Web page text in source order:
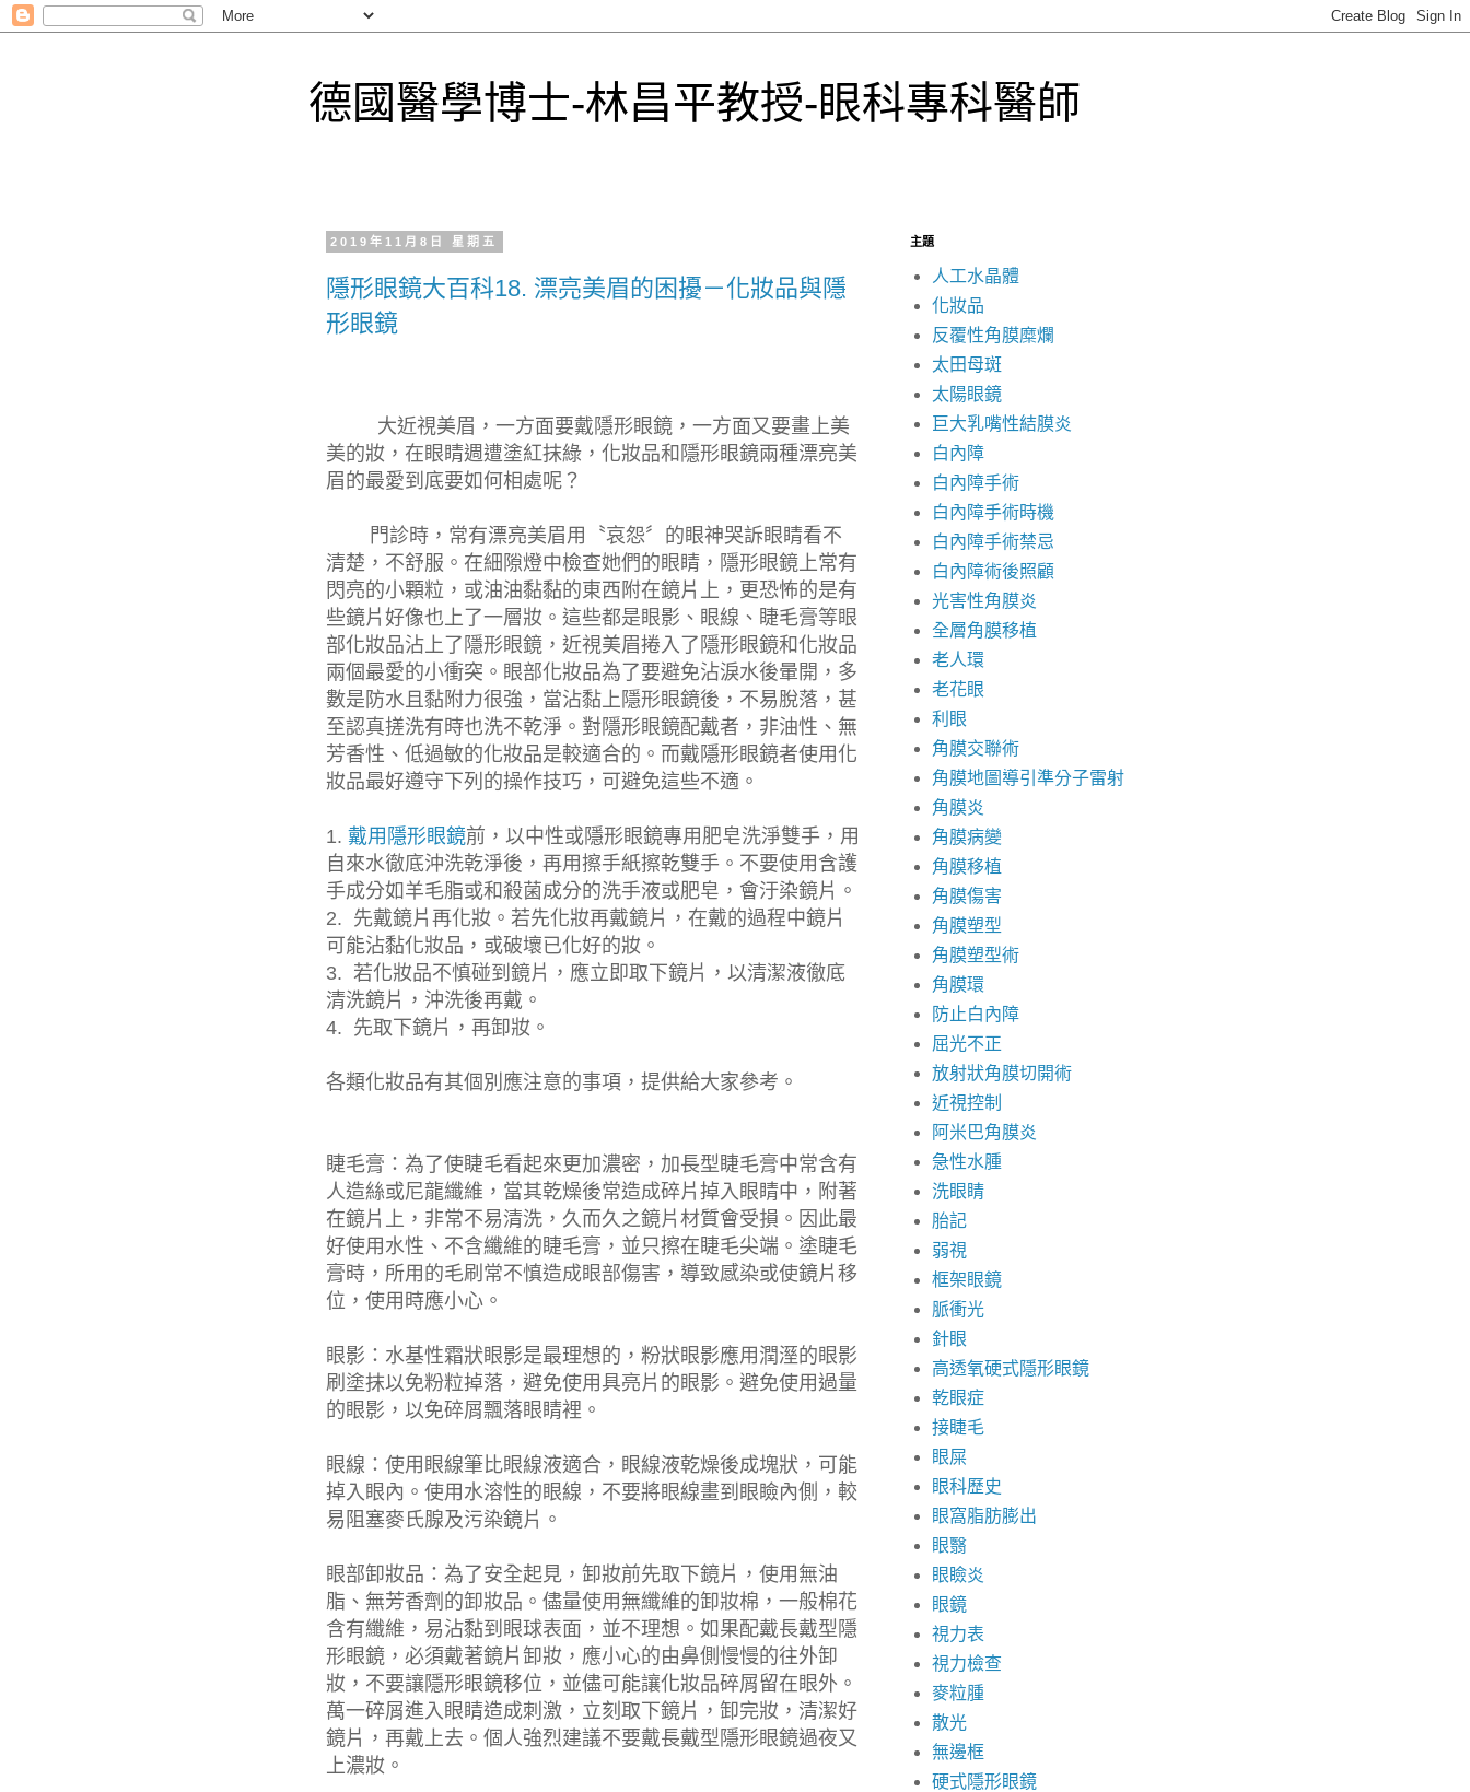
德國醫學博士-林昌平教授-眼科專科醫師
2019年11月8日 星期五
隱形眼鏡大百科18. 漂亮美眉的困擾－化妝品與隱
形眼鏡
大近視美眉，一方面要戴隱形眼鏡，一方面又要畫上美
美的妝，在眼睛週遭塗紅抹綠，化妝品和隱形眼鏡兩種漂亮美
眉的最愛到底要如何相處呢？
門診時，常有漂亮美眉用〝哀怨〞的眼神哭訴眼睛看不
清楚，不舒服。在細隙燈中檢查她們的眼睛，隱形眼鏡上常有
閃亮的小顆粒，或油油黏黏的東西附在鏡片上，更恐怖的是有
些鏡片好像也上了一層妝。這些都是眼影、眼線、睫毛膏等眼
部化妝品沾上了隱形眼鏡，近視美眉捲入了隱形眼鏡和化妝品
兩個最愛的小衝突。眼部化妝品為了要避免沾淚水後暈開，多
數是防水且黏附力很強，當沾黏上隱形眼鏡後，不易脫落，甚
至認真搓洗有時也洗不乾淨。對隱形眼鏡配戴者，非油性、無
芳香性、低過敏的化妝品是較適合的。而戴隱形眼鏡者使用化
妝品最好遵守下列的操作技巧，可避免這些不適。
1. 戴用隱形眼鏡前，以中性或隱形眼鏡專用肥皂洗淨雙手，用
自來水徹底沖洗乾淨後，再用擦手紙擦乾雙手。不要使用含護
手成分如羊毛脂或和殺菌成分的洗手液或肥皂，會汙染鏡片。
2. 先戴鏡片再化妝。若先化妝再戴鏡片，在戴的過程中鏡片
可能沾黏化妝品，或破壞已化好的妝。
3. 若化妝品不慎碰到鏡片，應立即取下鏡片，以清潔液徹底
清洗鏡片，沖洗後再戴。
4. 先取下鏡片，再卸妝。
各類化妝品有其個別應注意的事項，提供給大家參考。
睫毛膏：為了使睫毛看起來更加濃密，加長型睫毛膏中常含有
人造絲或尼龍纖維，當其乾燥後常造成碎片掉入眼睛中，附著
在鏡片上，非常不易清洗，久而久之鏡片材質會受損。因此最
好使用水性、不含纖維的睫毛膏，並只擦在睫毛尖端。塗睫毛
膏時，所用的毛刷常不慎造成眼部傷害，導致感染或使鏡片移
位，使用時應小心。
眼影：水基性霜狀眼影是最理想的，粉狀眼影應用潤溼的眼影
刷塗抹以免粉粒掉落，避免使用具亮片的眼影。避免使用過量
的眼影，以免碎屑飄落眼睛裡。
眼線：使用眼線筆比眼線液適合，眼線液乾燥後成塊狀，可能
掉入眼內。使用水溶性的眼線，不要將眼線畫到眼瞼內側，較
易阻塞麥氏腺及污染鏡片。
眼部卸妝品：為了安全起見，卸妝前先取下鏡片，使用無油
脂、無芳香劑的卸妝品。儘量使用無纖維的卸妝棉，一般棉花
含有纖維，易沾黏到眼球表面，並不理想。如果配戴長戴型隱
形眼鏡，必須戴著鏡片卸妝，應小心的由鼻側慢慢的往外卸
妝，不要讓隱形眼鏡移位，並儘可能讓化妝品碎屑留在眼外。
萬一碎屑進入眼睛造成刺激，立刻取下鏡片，卸完妝，清潔好
鏡片，再戴上去。個人強烈建議不要戴長戴型隱形眼鏡過夜又
上濃妝。
主題
人工水晶體
化妝品
反覆性角膜糜爛
太田母斑
太陽眼鏡
巨大乳嘴性結膜炎
白內障
白內障手術
白內障手術時機
白內障手術禁忌
白內障術後照顧
光害性角膜炎
全層角膜移植
老人環
老花眼
利眼
角膜交聯術
角膜地圖導引準分子雷射
角膜炎
角膜病變
角膜移植
角膜傷害
角膜塑型
角膜塑型術
角膜環
防止白內障
屈光不正
放射狀角膜切開術
近視控制
阿米巴角膜炎
急性水腫
洗眼睛
胎記
弱視
框架眼鏡
脈衝光
針眼
高透氧硬式隱形眼鏡
乾眼症
接睫毛
眼屎
眼科歷史
眼窩脂肪膨出
眼翳
眼瞼炎
眼鏡
視力表
視力檢查
麥粒腫
散光
無邊框
硬式隱形眼鏡